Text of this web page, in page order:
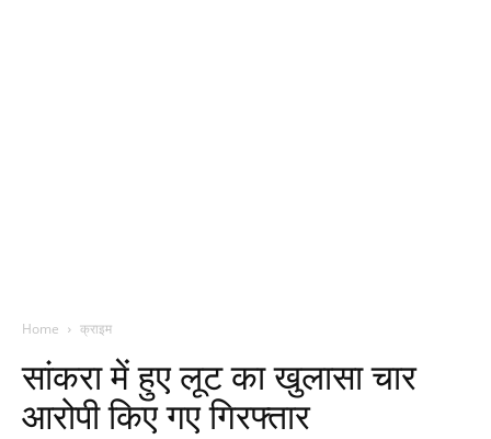
Home क्राइम
सांकरा में हुए लूट का खुलासा चार
आरोपी किए गए गिरफ्तार